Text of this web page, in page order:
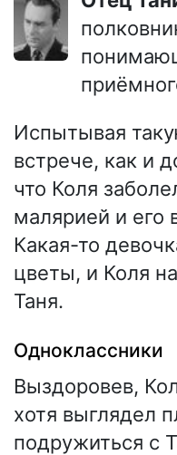
Испытывая
встрече, как и
что Коля
малярией и его
Какая-то
цветы, и Коля
Таня.
Одноклассники
Выздоровев,
хотя выглядел
подружиться с